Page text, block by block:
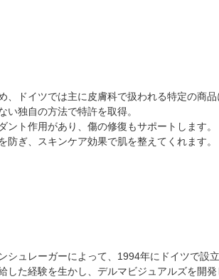
ドイツでは主に皮膚科で扱われる特定の商品
独自の方法で特許を取得。
ト作用があり、傷の修復もサポートします。
ぎ、スキンケア効果で肌を整えてくれます。
ュレーガーによって、1994年にドイツで設
た経験を生かし、デルマビジュアルズを開